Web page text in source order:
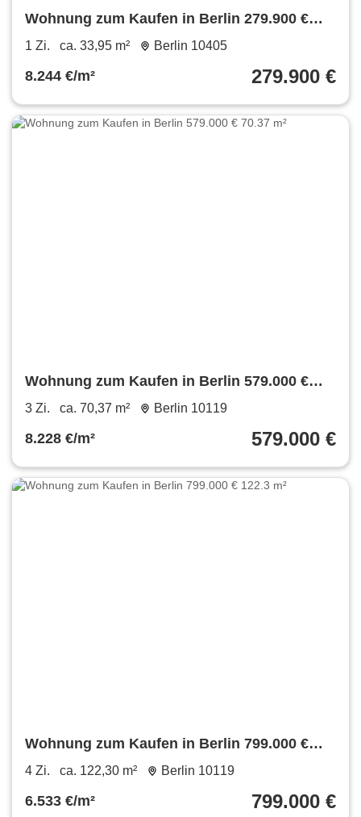
Wohnung zum Kaufen in Berlin 279.900 €
33.95 m²
1 Zi. ca. 33,95 m² Berlin 10405
8.244 €/m² 279.900 €
Wohnung zum Kaufen in Berlin 579.000 €
70.37 m²
3 Zi. ca. 70,37 m² Berlin 10119
8.228 €/m² 579.000 €
Wohnung zum Kaufen in Berlin 799.000 €
122.3 m²
4 Zi. ca. 122,30 m² Berlin 10119
6.533 €/m² 799.000 €